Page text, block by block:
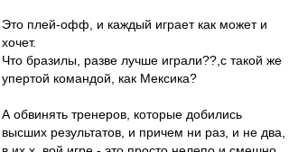
Это плей-офф, и каждый играет как может и
хочет.
Что бразилы, разве лучше играли??,с такой же
упертой командой, как Мексика?
А обвинять тренеров, которые добились
высших результатов, и причем ни раз, и не два,